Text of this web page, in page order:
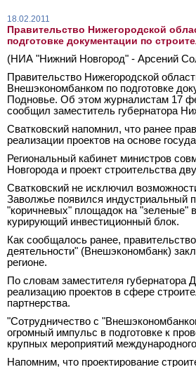
18.02.2011
Правительство Нижегородской
подготовке документации по
(НИА "Нижний Новгород" - Арсений
Правительство Нижегородской
Внешэкономбанком по подготовке
Подновье. Об этом журналистам 17
сообщил заместитель губернатора
Сватковский напомнил, что ранее
реализации проектов на основе
Региональный кабинет министров
Новгорода и проект строительства
Сватковский не исключил
Заволжье появился индустриальный
"коричневых" площадок на "зеленые"
курирующий инвестиционный блок.
Как сообщалось ранее,
деятельности" (Внешэкономбанк)
регионе.
По словам заместителя губернатора
реализацию проектов в сфере
партнерства.
"Сотрудничество с
огромный импульс в подготовке к
крупных мероприятий
Напомним, что проектирование